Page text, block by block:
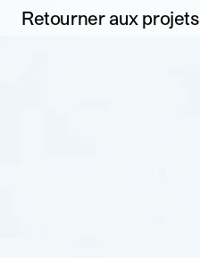
Retourner aux projets